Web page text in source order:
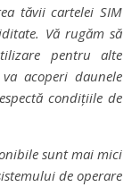
tăvii cartelei SIM
Vă rugăm să
pentru alte
acoperi daunele
condițiile de
sunt mai mici
de operare